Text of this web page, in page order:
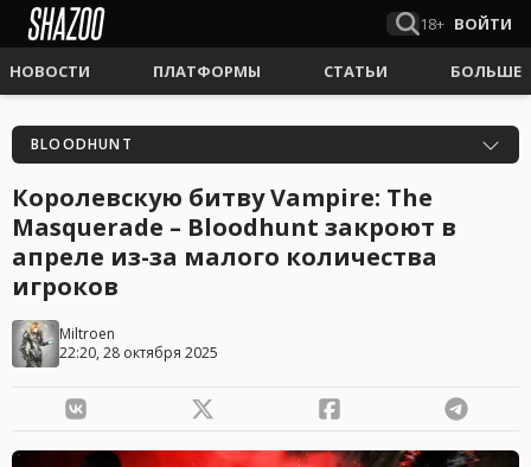
18+ ВОЙТИ
НОВОСТИ ПЛАТФОРМЫ СТАТЬИ БОЛЬШЕ
BLOODHUNT
Королевскую битву Vampire: The
Masquerade – Bloodhunt закроют в
апреле из-за малого количества
игроков
Miltroen
22:20, 28 октября 2025